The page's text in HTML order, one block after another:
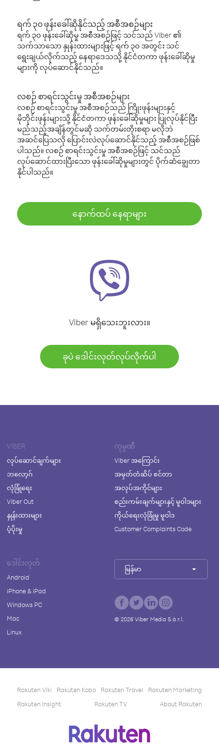
ရက် ၃၀ ဖုန်းခေါ်ဆိုနိုင်သည့် အစီအစဉ်များ
ရက် ၃၀ ဖုန်းခေါ်ဆိုမှု အစီအစဉ်ဖြင့် သင်သည် Viber ၏
သက်သာသော နှုန်းထားများဖြင့် ရက် ၃၀ အတွင်း သင်
ရွေးချယ်လိုက်သည့် နေရာဒေသသို့ နိုင်ငံတကာ ဖုန်းခေါ်ဆိုမှု
များကို လုပ်ဆောင်နိုင်သည်။
လစဉ် စာရင်းသွင်းမှု အစီအစဉ်များ
လစဉ် စာရင်းသွင်းမှု အစီအစဉ်သည် ကြိုးဖုန်းများနှင့်
မိုဘိုင်းဖုန်းများသို့ နိုင်ငံတကာ ဖုန်းခေါ်ဆိုမှုများ ပြုလုပ်နိုင်ပြီး
မည်သည့်အချိန်တွင်မဆို သက်တမ်းတိုးစရာ မလိုဘဲ
အဆင်ပြေသလို ပြောင်းလဲလုပ်ဆောင်နိုင်သည့် အစီအစဉ်ဖြစ်
ပါသည်။ လစဉ် စာရင်းသွင်းမှု အစီအစဉ်ဖြင့် သင်သည်
လုပ်ဆောင်ထားပြီးသော ဖုန်းခေါ်ဆိုမှုများတွင် ပိုက်ဆံချွေတာ
နိုင်ပါသည်။
နောက်ထပ် နေရာများ
Viber မရှိသေးဘူးလား။
ခုပဲ ဒေါင်းလုတ်လုပ်လိုက်ပါ
VIBER
လုပ်ဆောင်ချက်များ
ဘလော့ဂ်
လုံခြုံရေး
Viber Out
နှုန်းထားများ
ပံ့ပိုးမှု
ကုမ္ပဏီ
Viber အကြောင်း
အမှတ်တံဆိပ် စင်တာ
အလုပ်အကိုင်များ
စည်းကမ်းချက်များနှင့် မူဝါဒများ
ကိုယ်ရေးလုံခြုံမှု မူဝါဒ
Customer Complaints Code
ဒေါင်းလုတ်
Android
iPhone & iPad
Windows PC
Mac
Linux
မြန်မာ
© 2026Viber Media S.à r.l.
Rakuten Viki Rakuten Kobo Rakuten Travel
Rakuten Marketing
Rakuten Insight
Rakuten TV About Rakuten